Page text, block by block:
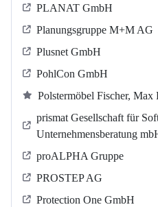
PLANAT GmbH
Planungsgruppe M+M AG
Plusnet GmbH
PohlCon GmbH
Polstermöbel Fischer, Max
prismat Gesellschaft für
Unternehmensberatung
proALPHA Gruppe
PROSTEP AG
Protection One GmbH